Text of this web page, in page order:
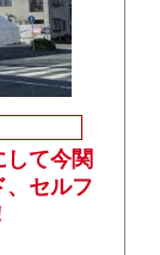
て今関
、セルフ